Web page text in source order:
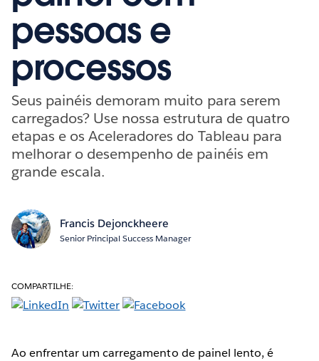
pessoas e
processos
Seus painéis demoram muito para serem
carregados? Use nossa estrutura de quatro
etapas e os Aceleradores do Tableau para
melhorar o desempenho de painéis em
grande escala.
Francis Dejonckheere
Senior Principal Success Manager
COMPARTILHE:
Ao enfrentar um carregamento de painel lento, é